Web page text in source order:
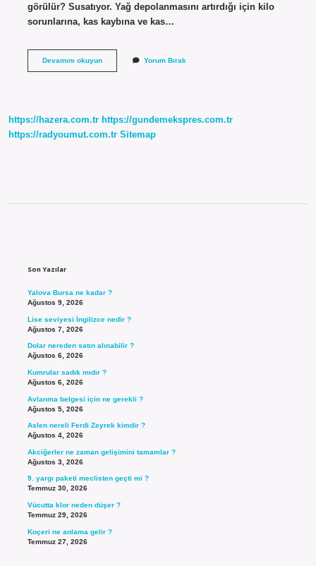
görülür? Susatıyor. Yağ depolanmasını artırdığı için kilo
sorunlarına, kas kaybına ve kas…
Devamını okuyunAlkol
Yorum Bırak
https://hazera.com.tr https://gundemekspres.com.tr
https://radyoumut.com.tr Sitemap
Son Yazılar
Yalova Bursa ne kadar ?
Ağustos 9, 2026
Lise seviyesi İngilizce nedir ?
Ağustos 7, 2026
Dolar nereden satın alınabilir ?
Ağustos 6, 2026
Kumrular sadık mıdır ?
Ağustos 6, 2026
Avlanma belgesi için ne gerekli ?
Ağustos 5, 2026
Aslen nereli Ferdi Zeyrek kimdir ?
Ağustos 4, 2026
Akciğerler ne zaman gelişimini tamamlar ?
Ağustos 3, 2026
9. yargı paketi meclisten geçti mi ?
Temmuz 30, 2026
Vücutta klor neden düşer ?
Temmuz 29, 2026
Koçeri ne anlama gelir ?
Temmuz 27, 2026